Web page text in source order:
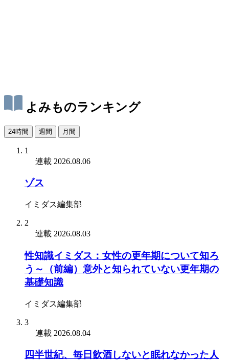
よみものランキング
24時間 週間 月間
1
連載 2026.08.06
ゾス
イミダス編集部
2
連載 2026.08.03
性知識イミダス：女性の更年期について知ろ
う～（前編）意外と知られていない更年期の
基礎知識
イミダス編集部
3
連載 2026.08.04
四半世紀、毎日飲酒しないと眠れなかった人